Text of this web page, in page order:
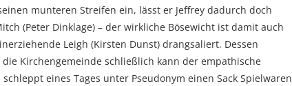
munteren Streifen ein, lässt er Jeffrey dadurch doch
(Peter Dinklage) – der wirkliche Bösewicht ist damit auch
Leigh (Kirsten Dunst) drangsaliert. Dessen
Kirchengemeinde schließlich kann der empathische
eines Tages unter Pseudonym einen Sack Spielwaren